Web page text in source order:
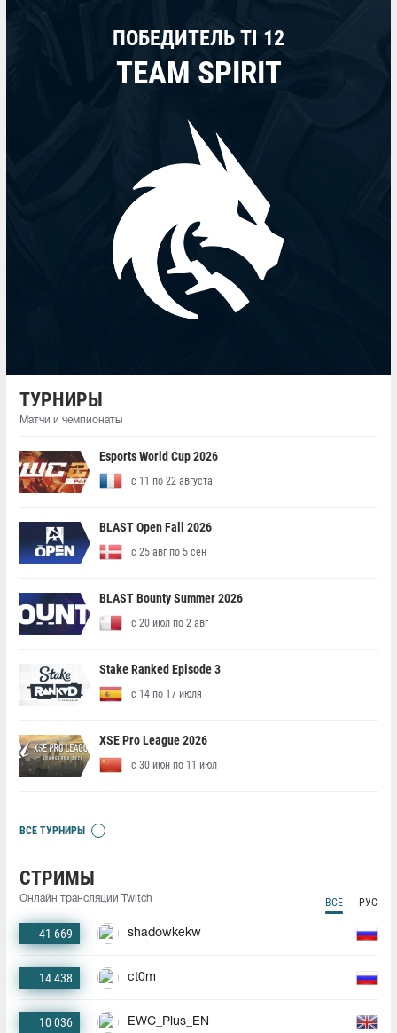
ПОБЕДИТЕЛЬ TI 12
TEAM SPIRIT
ТУРНИРЫ
Матчи и чемпионаты
Esports World Cup 2026
с 11 по 22 августа
BLAST Open Fall 2026
с 25 авг по 5 сен
BLAST Bounty Summer 2026
с 20 июл по 2 авг
Stake Ranked Episode 3
с 14 по 17 июля
XSE Pro League 2026
с 30 июн по 11 июл
ВСЕ ТУРНИРЫ
СТРИМЫ
Онлайн трансляции Twitch ВСЕ РУС
41 669 shadowkekw
14 438 ct0m
10 036 EWC_Plus_EN